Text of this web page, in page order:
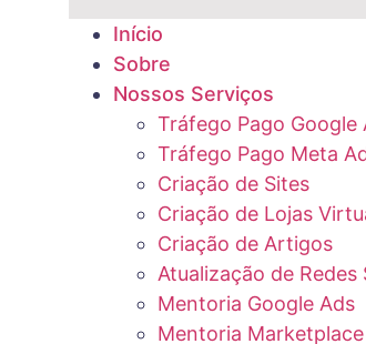
Início
Sobre
Nossos Serviços
Tráfego Pago Google
Tráfego Pago Meta
Criação de Sites
Criação de Lojas
Criação de Artigos
Atualização de Redes
Mentoria Google Ads
Mentoria Marketplace